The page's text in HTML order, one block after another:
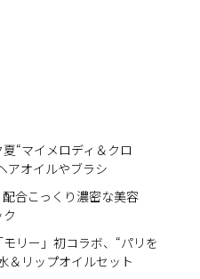
“マイメロディ＆クロ
アオイルやブラシ
合こっくり濃密な美容
リー」初コラボ、“パリを
＆リップオイルセット